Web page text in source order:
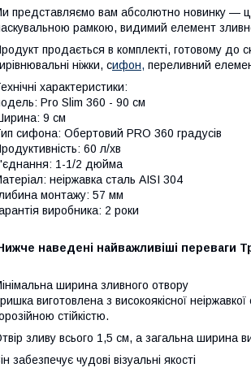
представляємо вам абсолютно новинку —
рамкою, видимий елемент
продається в комплекті, готовому до
ніжки, сифон, переливний
характеристики:
Pro Slim 360 - 90 см
9 см
сифона: Обертовий PRO 360 градусів
60 л/хв
1-1/2 дюйма
неіржавка сталь AISI 304
монтажу: 57 мм
виробника: 2 роки
наведені найважливіші переваги
ширина зливного отвору
виготовлена з високоякісної
стійкістю.
зливу всього 1,5 см, а загальна ширина
забезпечує чудові візуальні якості